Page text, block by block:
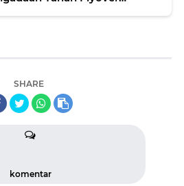
SHARE
komentar